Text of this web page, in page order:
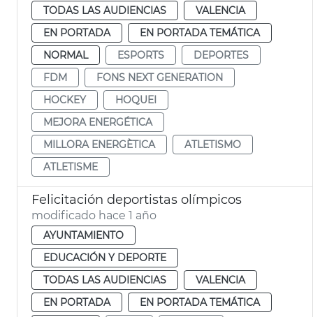
TODAS LAS AUDIENCIAS
VALENCIA
EN PORTADA
EN PORTADA TEMÁTICA
NORMAL
ESPORTS
DEPORTES
FDM
FONS NEXT GENERATION
HOCKEY
HOQUEI
MEJORA ENERGÉTICA
MILLORA ENERGÈTICA
ATLETISMO
ATLETISME
Felicitación deportistas olímpicos
modificado hace 1 año
AYUNTAMIENTO
EDUCACIÓN Y DEPORTE
TODAS LAS AUDIENCIAS
VALENCIA
EN PORTADA
EN PORTADA TEMÁTICA